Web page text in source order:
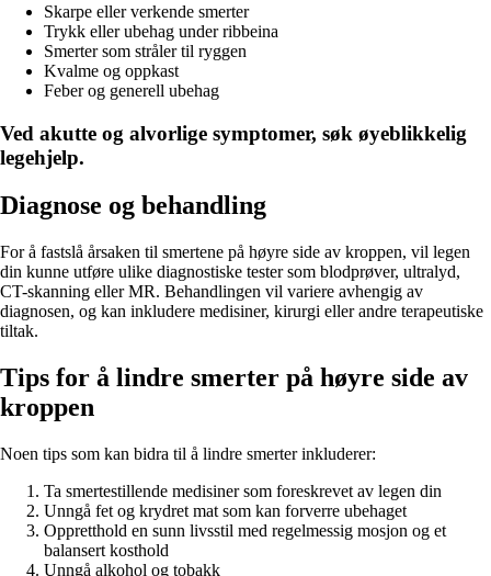
Skarpe eller verkende smerter
Trykk eller ubehag under ribbeina
Smerter som stråler til ryggen
Kvalme og oppkast
Feber og generell ubehag
Ved akutte og alvorlige symptomer, søk øyeblikkelig
legehjelp.
Diagnose og behandling
For å fastslå årsaken til smertene på høyre side av kroppen, vil legen
din kunne utføre ulike diagnostiske tester som blodprøver, ultralyd,
CT-skanning eller MR. Behandlingen vil variere avhengig av
diagnosen, og kan inkludere medisiner, kirurgi eller andre terapeutiske
tiltak.
Tips for å lindre smerter på høyre side av
kroppen
Noen tips som kan bidra til å lindre smerter inkluderer:
Ta smertestillende medisiner som foreskrevet av legen din
Unngå fet og krydret mat som kan forverre ubehaget
Oppretthold en sunn livsstil med regelmessig mosjon og et
balansert kosthold
Unngå alkohol og tobakk